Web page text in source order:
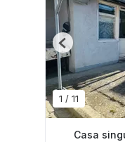
1 / 11
Previous
Casa